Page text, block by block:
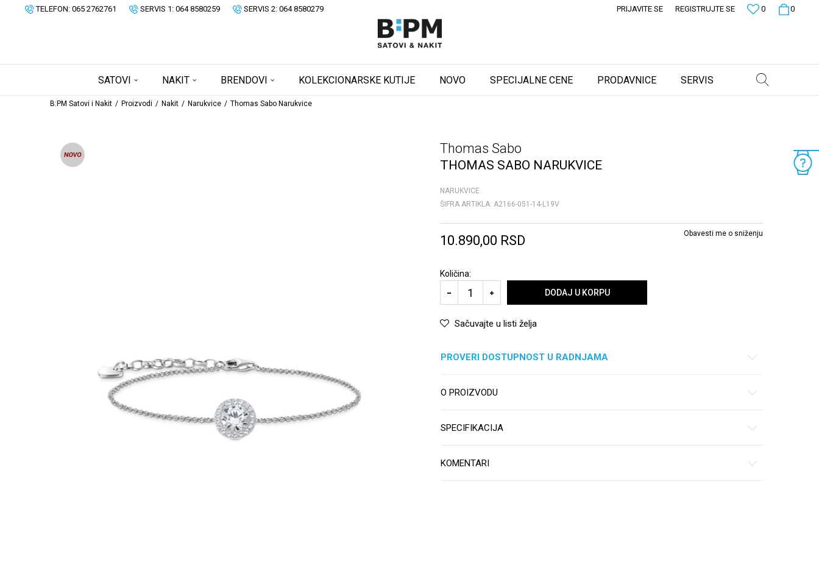
TELEFON: 065 2762761 SERVIS 1: 064 8580259 SERVIS 2: 064 8580279 0
0
PRIJAVITE SE REGISTRUJTE SE
SATOVI NAKIT BRENDOVI KOLEKCIONARSKE KUTIJE NOVO SPECIJALNE CENE PRODAVNICE SERVIS
B:PM Satovi i Nakit Proizvodi Nakit Narukvice Thomas Sabo Narukvice
Thomas Sabo
THOMAS SABO NARUKVICE
NARUKVICE
ŠIFRA ARTIKLA: A2166-051-14-L19V
10.890,00 RSD Obavesti me o sniženju
Količina:
DODAJ U KORPU
Sačuvajte u listi želja
PROVERI DOSTUPNOST U RADNJAMA
O PROIZVODU
SPECIFIKACIJA
KOMENTARI